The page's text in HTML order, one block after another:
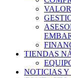
TIENDAS
NOTICIAS Y